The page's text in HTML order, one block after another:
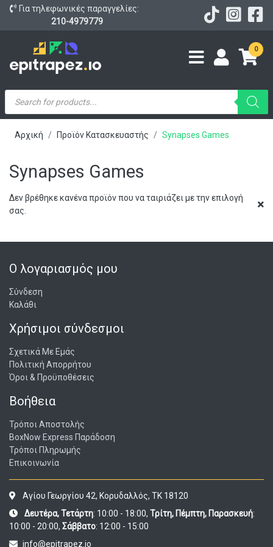
Για τηλεφωνικές παραγγελίες:
210-4979779
0
Products
search
Αρχική Προϊόν Κατασκευαστής Synapses Games
Synapses Games
Δεν βρέθηκε κανένα προϊόν που να ταιριάζει με την επιλογή
σας.
Ο λογαριασμός μου
Σύνδεση
Καλάθι
Χρήσιμοι σύνδεσμοι
Σχετικά Με Εμάς
Πολιτική Απορρήτου
Όροι & Προϋποθέσεις
Βοήθεια
Τρόποι Αποστολής
BoxNow Express Παράδοση
Τρόποι Πληρωμής
Επικοινωνία
Αγίου Γεωργίου 42, Κορυδαλλός, ΤΚ 18120
Δευτέρα, Τετάρτη: 10:00 - 18:00, Τρίτη, Πέμπτη, Παρασκευή:
10:00 - 20:00, Σάββατο: 12:00 - 15:00
info@epitrapez.io